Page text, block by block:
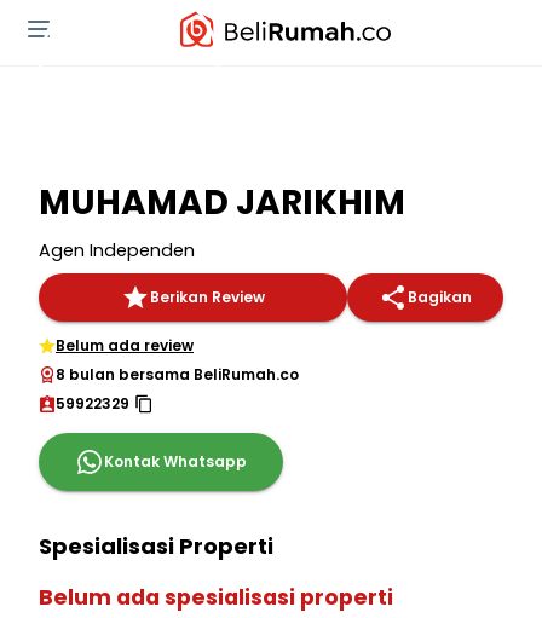
MUHAMAD JARIKHIM
Agen Independen
Berikan Review Bagikan
Belum ada review
8 bulan bersama BeliRumah.co
59922329
Kontak Whatsapp
Spesialisasi Properti
Belum ada spesialisasi properti